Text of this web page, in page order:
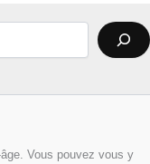
Vous pouvez vous y